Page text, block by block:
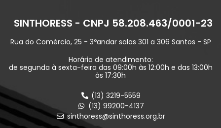
SINTHORESS - CNPJ 58.208.463/0001-23
Rua do Comércio, 25 - 3ºandar salas 301 a 306 Santos - SP
Horário de atendimento:
de segunda à sexta-feira das 09:00h às 12:00h e das 13:00h
às 17:30h
(13) 3219-5559
(13) 99200-4137
sinthoress@sinthoress.org.br